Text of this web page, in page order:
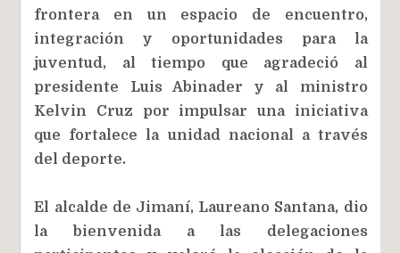
frontera en un espacio de encuentro,
integración y oportunidades para la
juventud, al tiempo que agradeció al
presidente Luis Abinader y al ministro
Kelvin Cruz por impulsar una iniciativa
que fortalece la unidad nacional a través
del deporte.
El alcalde de Jimaní, Laureano Santana, dio
la bienvenida a las delegaciones